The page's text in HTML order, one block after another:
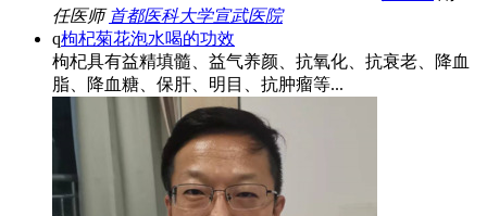
任医师 首都医科大学宣武医院
q枸杞菊花泡水喝的功效
枸杞具有益精填髓、益气养颜、抗氧化、抗衰老、降血
脂、降血糖、保肝、明目、抗肿瘤等...